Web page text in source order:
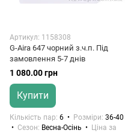
Артикул: 1158308
G-Aira 647 чорний з.ч.п. Під
замовлення 5-7 днів
1 080.00 грн
Купити
Кількість пар 6 Розміри 36-40
Сезон
Весна-Осінь
Ціна за